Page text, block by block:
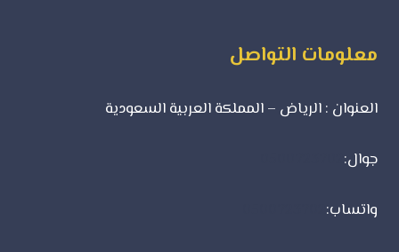
معلومات التواصل
العنوان : الرياض – المملكة العربية السعودية
جوال:
واتساب: